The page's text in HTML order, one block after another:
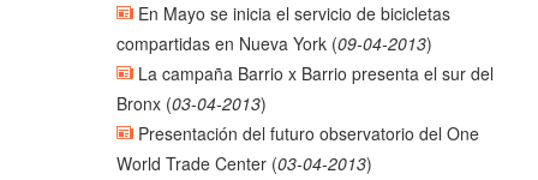
En Mayo se inicia el servicio de bicicletas
compartidas en Nueva York(09-04-2013)
La campaña Barrio x Barrio presenta el sur del
Bronx(03-04-2013)
Presentación del futuro observatorio del One
World Trade Center(03-04-2013)